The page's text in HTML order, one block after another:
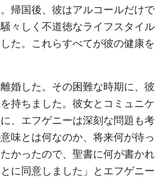
帰国後、彼はアルコールだけで
々しく不道徳なライフスタイル
た。これらすべてが彼の健康を
婚した。その困難な時期に、彼
持ちました。彼女とコミュニケ
、エフゲニーは深刻な問題も考
味とは何なのか、将来何が待っ
かったので、聖書に何が書かれ
に同意しました」とエフゲニー